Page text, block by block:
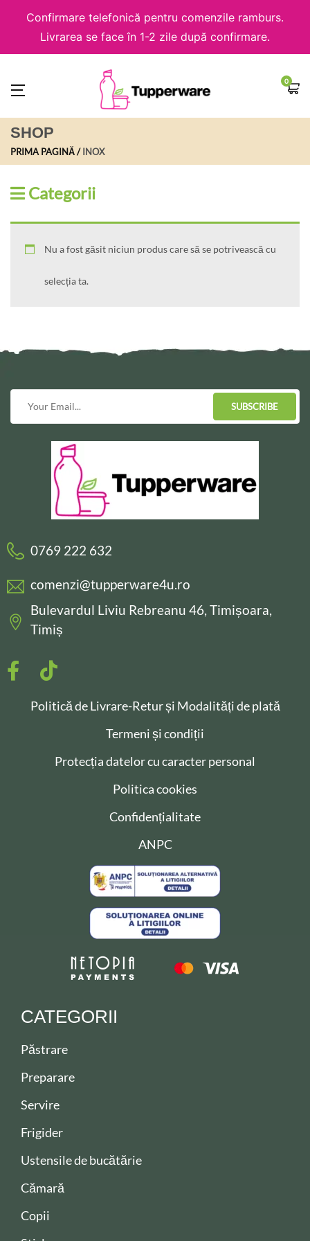
Confirmare telefonică pentru comenzile ramburs.
Livrarea se face în 1-2 zile după confirmare.
0
SHOP
PRIMA PAGINĂ INOX
Categorii
Nu a fost găsit niciun produs care să se potrivească cu
selecția ta.
SUBSCRIBE
0769 222 632
comenzi@tupperware4u.ro
Bulevardul Liviu Rebreanu 46, Timișoara,
Timiș
Politică de Livrare-Retur și Modalități de plată
Termeni și condiții
Protecția datelor cu caracter personal
Politica cookies
Confidențialitate
ANPC
CATEGORII
Păstrare
Preparare
Servire
Frigider
Ustensile de bucătărie
Cămară
Copii